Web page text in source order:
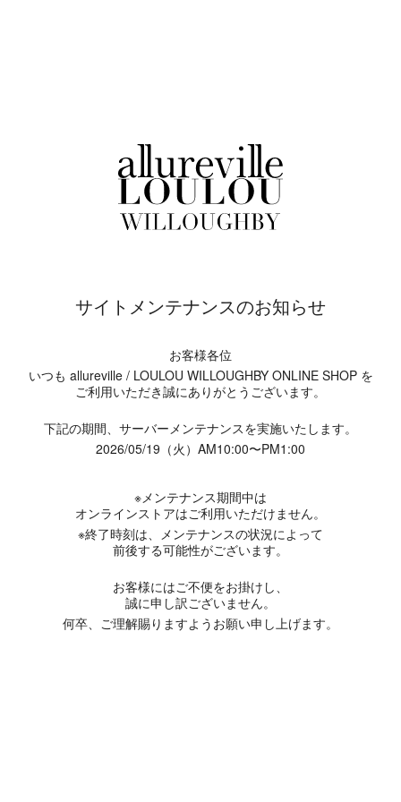
サイトメンテナンスのお知らせ
お客様各位
いつも allureville / LOULOU WILLOUGHBY ONLINE SHOP を
ご利用いただき誠にありがとうございます。
下記の期間、サーバーメンテナンスを実施いたします。
2026/05/19（火）AM10:00〜PM1:00
※メンテナンス期間中は
オンラインストアはご利用いただけません。
※終了時刻は、メンテナンスの状況によって
前後する可能性がございます。
お客様にはご不便をお掛けし、
誠に申し訳ございません。
何卒、ご理解賜りますようお願い申し上げます。